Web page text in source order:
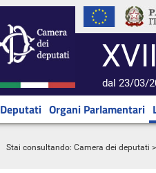
dal 23/03/
Deputati Organi Parlamentari
Stai consultando: Camera dei deputati >